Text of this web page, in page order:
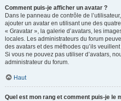
Comment puis-je afficher un avatar ?
Dans le panneau de contrôle de
ajouter un avatar en utilisant une des
« Gravatar », la galerie d’avatars, les
locales. Les administrateurs du forum
des avatars et des méthodes qu’ils
Si vous ne pouvez pas utiliser d’avatars,
administrateur du forum.
Haut
Quel est mon rang et comment puis-je le